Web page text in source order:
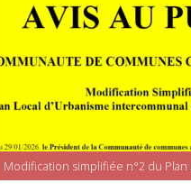
Modification simplifiée n°2 du Plan